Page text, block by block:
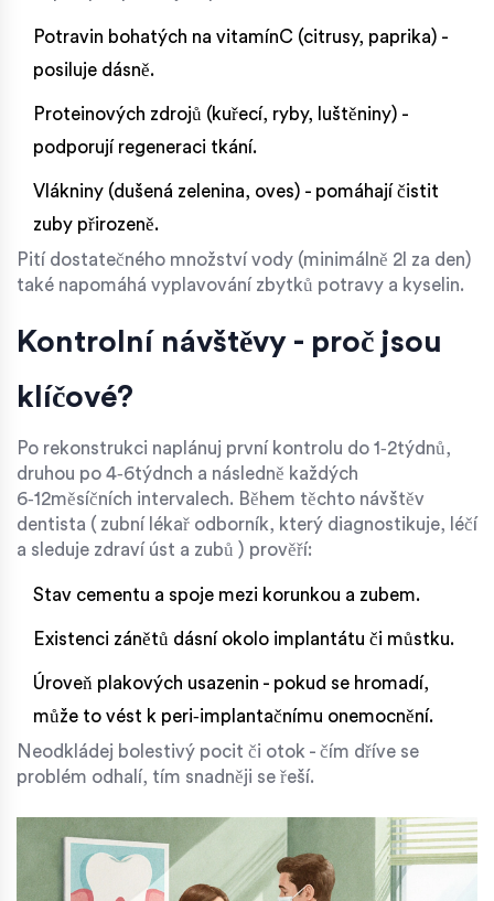
Potravin bohatých na vitamínC (citrusy, paprika) -
posiluje dásně.
Proteinových zdrojů (kuřecí, ryby, luštěniny) -
podporují regeneraci tkání.
Vlákniny (dušená zelenina, oves) - pomáhají čistit
zuby přirozeně.
Pití dostatečného množství vody (minimálně 2l za den)
také napomáhá vyplavování zbytků potravy a kyselin.
Kontrolní návštěvy - proč jsou
klíčové?
Po rekonstrukci naplánuj první kontrolu do 1‑2týdnů,
druhou po 4‑6týdnch a následně každých
6‑12měsíčních intervalech. Během těchto návštěv
dentista ( zubní lékař odborník, který diagnostikuje, léčí
a sleduje zdraví úst a zubů ) prověří:
Stav cementu a spoje mezi korunkou a zubem.
Existenci zánětů dásní okolo implantátu či můstku.
Úroveň plakových usazenin - pokud se hromadí,
může to vést k peri‑implantačnímu onemocnění.
Neodkládej bolestivý pocit či otok - čím dříve se
problém odhalí, tím snadněji se řeší.